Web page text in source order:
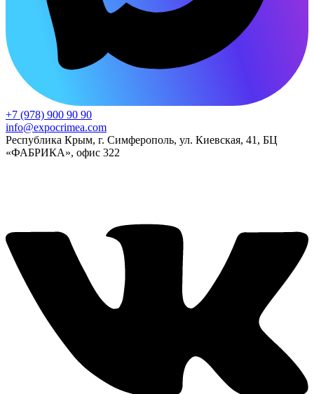
+7 (978) 900 90 90
info@expocrimea.com
Республика Крым, г. Симферополь, ул. Киевская, 41, БЦ
«ФАБРИКА», офис 322